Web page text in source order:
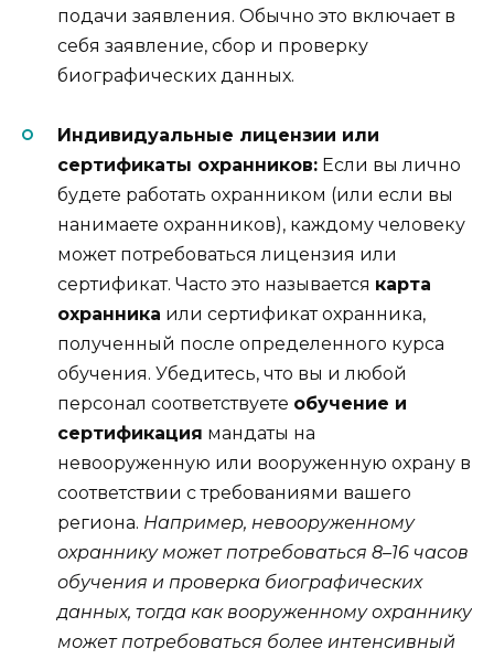
подачи заявления. Обычно это включает в
себя заявление, сбор и проверку
биографических данных.
Индивидуальные лицензии или
сертификаты охранников: Если вы лично
будете работать охранником (или если вы
нанимаете охранников), каждому человеку
может потребоваться лицензия или
сертификат. Часто это называется карта
охранника или сертификат охранника,
полученный после определенного курса
обучения. Убедитесь, что вы и любой
персонал соответствуете обучение и
сертификация мандаты на
невооруженную или вооруженную охрану в
соответствии с требованиями вашего
региона. Например, невооруженному
охраннику может потребоваться 8–16 часов
обучения и проверка биографических
данных, тогда как вооруженному охраннику
может потребоваться более интенсивный